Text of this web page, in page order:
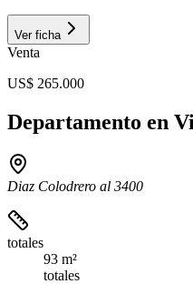
Ver ficha
Venta
US$ 265.000
Departamento en
Diaz Colodrero al 3400
totales
93 m²
totales